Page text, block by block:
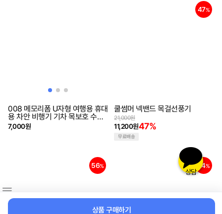
상담
상품 구매하기
008 메모리폼 U자형 여행용 휴대
용 차안 비행기 기차 목보호 수면
베개
7,000원
47%
쿨썸머 넥밴드 목걸선풍기
11,200원47%
21,000원
무료배송
56% 24%